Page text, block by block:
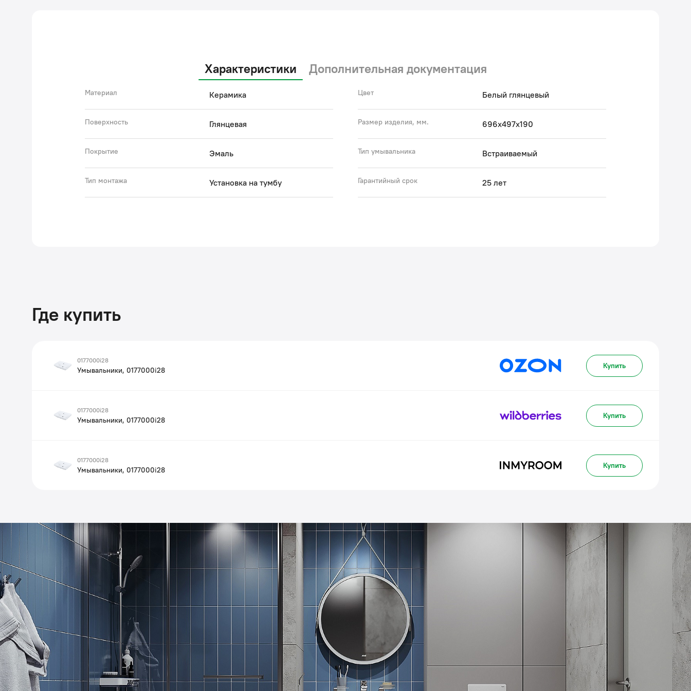
Характеристики Дополнительная документация
Материал Керамика Цвет Белый глянцевый
Поверхность Глянцевая Размер изделия, мм. 696х497х190
Покрытие Эмаль Тип умывальника Встраиваемый
Тип монтажа Установка на тумбу Гарантийный срок 25 лет
Где купить
0177000i28
Умывальники, 0177000i28 Купить
0177000i28
Умывальники, 0177000i28 Купить
0177000i28
Умывальники, 0177000i28 Купить